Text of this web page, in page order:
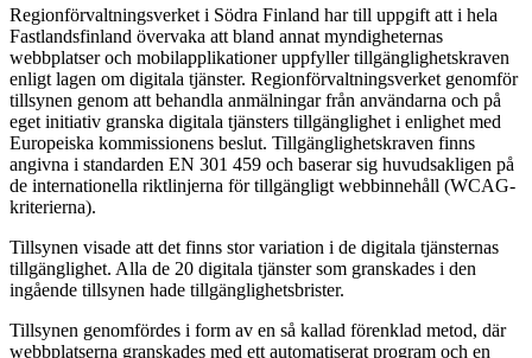
Regionförvaltningsverket i Södra Finland har till uppgift att i hela
Fastlandsfinland övervaka att bland annat myndigheternas
webbplatser och mobilapplikationer uppfyller tillgänglighetskraven
enligt lagen om digitala tjänster. Regionförvaltningsverket genomför
tillsynen genom att behandla anmälningar från användarna och på
eget initiativ granska digitala tjänsters tillgänglighet i enlighet med
Europeiska kommissionens beslut. Tillgänglighetskraven finns
angivna i standarden EN 301 459 och baserar sig huvudsakligen på
de internationella riktlinjerna för tillgängligt webbinnehåll (WCAG-
kriterierna).
Tillsynen visade att det finns stor variation i de digitala tjänsternas
tillgänglighet. Alla de 20 digitala tjänster som granskades i den
ingående tillsynen hade tillgänglighetsbrister.
Tillsynen genomfördes i form av en så kallad förenklad metod, där
webbplatserna granskades med ett automatiserat program och en